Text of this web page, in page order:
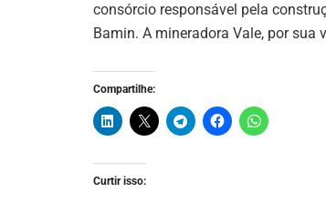
consórcio responsável pela
Bamin. A mineradora Vale, por
Compartilhe:
Curtir isso: